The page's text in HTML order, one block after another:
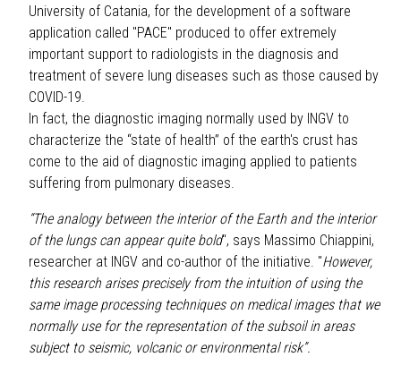
University of Catania, for the development of a software
application called "PACE" produced to offer extremely
important support to radiologists in the diagnosis and
treatment of severe lung diseases such as those caused by
COVID-19.
In fact, the diagnostic imaging normally used by INGV to
characterize the “state of health” of the earth's crust has
come to the aid of diagnostic imaging applied to patients
suffering from pulmonary diseases.
“The analogy between the interior of the Earth and the interior
of the lungs can appear quite bold", says Massimo Chiappini,
researcher at INGV and co-author of the initiative. "However,
this research arises precisely from the intuition of using the
same image processing techniques on medical images that we
normally use for the representation of the subsoil in areas
subject to seismic, volcanic or environmental risk”.